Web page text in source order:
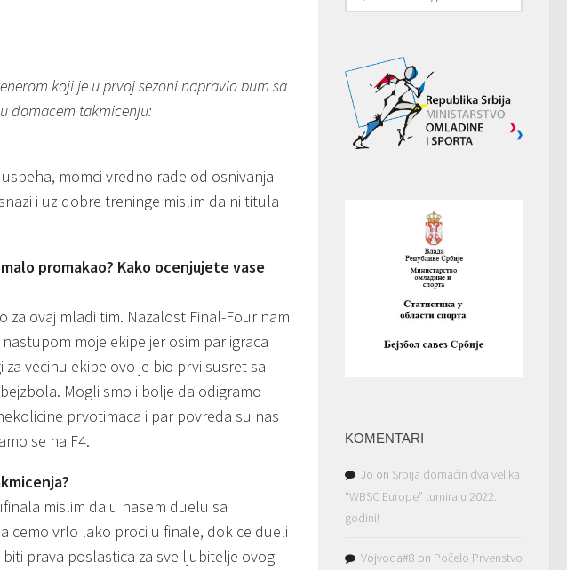
koji je u prvoj sezoni napravio bum sa
domacem takmicenju:
momci vredno rade od osnivanja
i uz dobre treninge mislim da ni titula
promakao? Kako ocenjujete vase
ovaj mladi tim. Nazalost Final-Four nam
moje ekipe jer osim par igraca
vecinu ekipe ovo je bio prvi susret sa
Mogli smo i bolje da odigramo
prvotimaca i par povreda su nas
se na F4.
mislim da u nasem duelu sa
cemo vrlo lako proci u finale, dok ce dueli
prava poslastica za sve ljubitelje ovog
KOMENTARI
Jo on Srbija domaćin dva velika
“WBSC Europe” turnira u 2022.
godini!
Vojvoda#8 on Počelo Prvenstvo